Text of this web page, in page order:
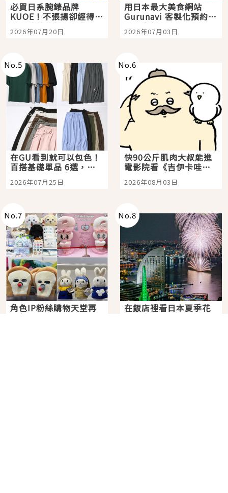
必買日系腕錶品牌
KUOE！不張揚卻經得起
時間洗鍊的經典之作五
選
2026年07月20日
用日本最大美食網站
Gurunavi 客製化預約九
大都市餐廳，打造專屬
美食體驗！
2026年07月03日
No.5
在GU看到就可以包色！
百搭基礎單品 6選，閉
眼全收也不心疼
2026年07月25日
No.6
快90公斤肌肉大叔能進
電影院看《吉伊卡哇》
嗎？日本重金屬樂團
「打首」會長與nagano
2026年08月03日
No.7
角色IP粉絲購物天堂再
升級！KIDDY LAND 原
No.8
在飯店裡看日本夏季花
火大會！星野集團煙火